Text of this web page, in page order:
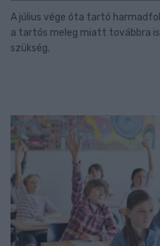
A július vége óta tartó
a tartós meleg miatt továbbra
szükség.